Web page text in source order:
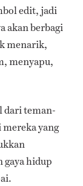
edit, jadi
akan berbagi
menarik,
menyapu,
dari teman-
yang
hidup